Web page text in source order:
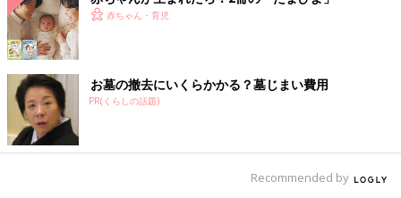
赤ちゃん・育児
お墓の撤去にいくらかかる？墓じまい費用
PR(くらしの話題)
Recommended by